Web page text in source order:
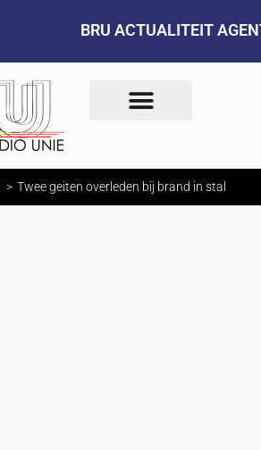
BRU ACTUALITEIT
Twee geiten overleden bij brand in stal